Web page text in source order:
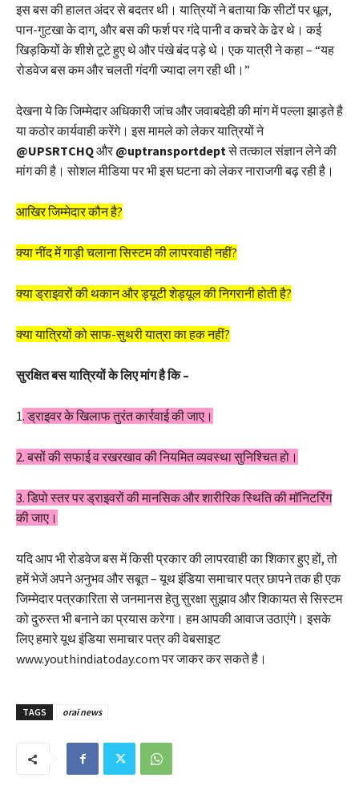
इस बस की हालत अंदर से बदतर थी। यात्रियों ने बताया कि सीटों पर धूल,
पान-गुटखा के दाग, और बस की फर्श पर गंदे पानी व कचरे के ढेर थे। कई
खिड़कियों के शीशे टूटे हुए थे और पंखे बंद पड़े थे। एक यात्री ने कहा – “यह
रोडवेज बस कम और चलती गंदगी ज्यादा लग रही थी।”
देखना ये कि जिम्मेदार अधिकारी जांच और जवाबदेही की मांग में पल्ला झाड़ते है
या कठोर कार्यवाही करेंगे। इस मामले को लेकर यात्रियों ने
@UPSRTCHQऔर @uptransportdeptसे तत्काल संज्ञान लेने की
मांग की है। सोशल मीडिया पर भी इस घटना को लेकर नाराजगी बढ़ रही है।
आखिर जिम्मेदार कौन है?
क्या नींद में गाड़ी चलाना सिस्टम की लापरवाही नहीं?
क्या ड्राइवरों की थकान और ड्यूटी शेड्यूल की निगरानी होती है?
क्या यात्रियों को साफ-सुथरी यात्रा का हक नहीं?
सुरक्षित बस यात्रियों के लिए मांग है कि –
1. ड्राइवर के खिलाफ तुरंत कार्रवाई की जाए।
2. बसों की सफाई व रखरखाव की नियमित व्यवस्था सुनिश्चित हो।
3. डिपो स्तर पर ड्राइवरों की मानसिक और शारीरिक स्थिति की मॉनिटरिंग
की जाए।
यदि आप भी रोडवेज बस में किसी प्रकार की लापरवाही का शिकार हुए हों, तो
हमें भेजें अपने अनुभव और सबूत – यूथ इंडिया समाचार पत्र छापने तक ही एक
जिम्मेदार पत्रकारिता से जनमानस हेतु सुरक्षा सुझाव और शिकायत से सिस्टम
को दुरुस्त भी बनाने का प्रयास करेगा। हम आपकी आवाज उठाएंगे। इसके
लिए हमारे यूथ इंडिया समाचार पत्र की वेबसाइट
www.youthindiatoday.com पर जाकर कर सकते है।
TAGS orai news